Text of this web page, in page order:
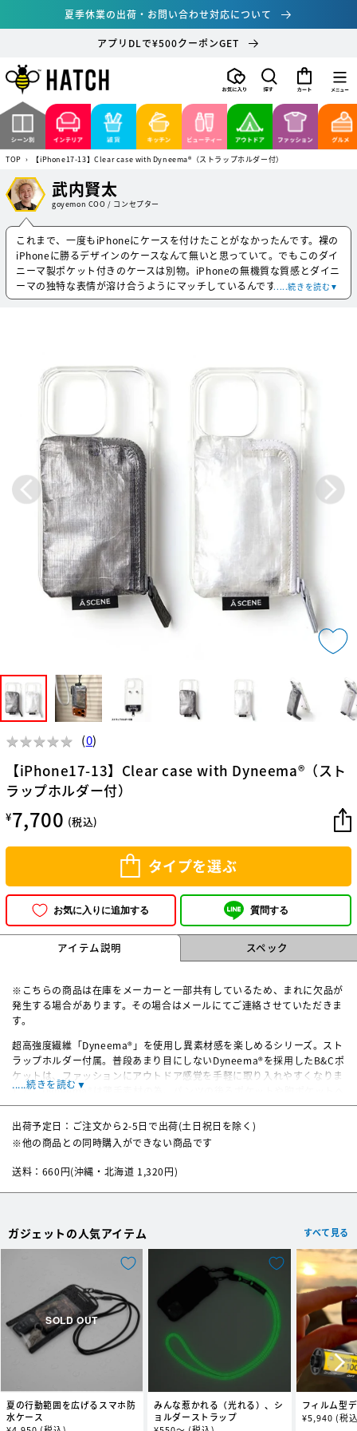
進む
夏季休業の出荷・お問い合わせ対応について
アプリDLで¥500クーポンGET
ー
TOP › 【iPhone17-13】Clear case with Dyneema®（ストラップホルダー付）
武内賢太
goyemon COO / コンセプター
.....続きを読む▼
これまで、一度もiPhoneにケースを付けたことがなかったんです。裸の
iPhoneに勝るデザインのケースなんて無いと思っていて。でもこのダイ
ニーマ製ポケット付きのケースは別物。iPhoneの無機質な質感とダイニ
ーマの独特な表情が溶け合うようにマッチしているんです。ぶっちゃ
け、ポケットに何を入れるかはどうでもいい。iPhoneにダイニーマがア
★★★★★
★★★★★ (0)
【iPhone17-13】Clear case with Dyneema®（スト
ラップホルダー付）
¥7,700 (税込)
タイプを選ぶ
質問する
お気に入りに追加する
アイテム説明
.....続きを読む▼
※こちらの商品は在庫をメーカーと一部共有しているため、まれに欠品が
発生する場合があります。その場合はメールにてご連絡させていただきま
す。
超高強度繊維「Dyneema®」を使用し異素材感を楽しめるシリーズ。スト
ラップホルダー付属。普段あまり目にしないDyneema®を採用したB&Cポ
ケットは、ファッションにアウトドア感覚を手軽に取り入れやすくなりま
した。Dyneema®は薄手素材の為、パンツの後ろポケットや胸ポケットへ
スムーズに収納でき、特にメンズへのギフトにおすすめです。Dyneema®
は驚異的な強度と軽量性から、防弾チョッキやヨットのロープ、釣り糸、
ライターベルトなど、その用途は多岐にわたります。
数枚程度であれば一緒に収納も可能です。
※こちらの商品には、ショルダーストラップ取付用のアタッチメントが付
属します。ご使用の際は必ずアテンションをご確認ください。
スペック
素材
ポケット：ポリエチレン、合成皮革
出荷予定日：ご注文から2-5日で出荷(土日祝日を除く)
※他の商品との同時購入ができない商品です
送料：660円(沖縄・北海道 1,320円)
ガジェットの人気アイテム すべて見る
夏の行動範囲を広げるスマホ防
水ケース
みんな惹かれる（光れる）、シ
ョルダーストラップ
フィルム型
通
¥5,940 (税